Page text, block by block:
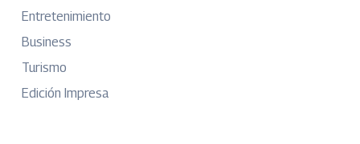
Entretenimiento
Business
Turismo
Edición Impresa